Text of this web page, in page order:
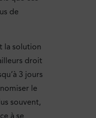
de
la solution
droit
3 jours
le
souvent,
à se